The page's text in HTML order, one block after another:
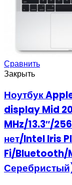
Сравнить
Закрыть
Ноутбук
display Mid
MHz/13.3″/
нет/Intel Iris
Fi/Bluetooth/